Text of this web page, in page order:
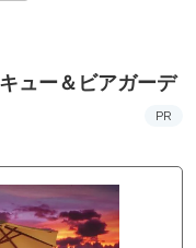
ュー＆ビアガーデ
PR